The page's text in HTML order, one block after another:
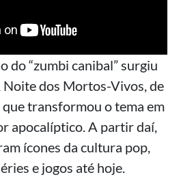
do “zumbi canibal” surgiu
Noite dos Mortos-Vivos, de
transformou o tema em
apocalíptico. A partir daí,
ícones da cultura pop,
e jogos até hoje.